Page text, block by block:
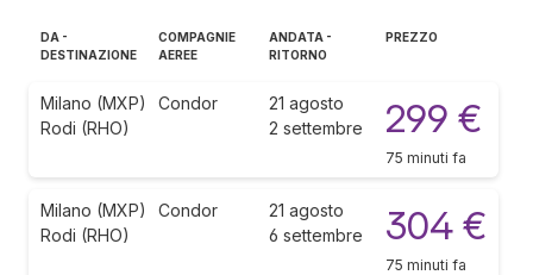
DA -
DESTINAZIONE
COMPAGNIE
AEREE
ANDATA -
RITORNO
PREZZO
Milano (MXP)
Rodi (RHO)
Condor
21 agosto
2 settembre
299 €
75 minuti fa
Milano (MXP)
Rodi (RHO)
Condor
21 agosto
6 settembre
304 €
75 minuti fa